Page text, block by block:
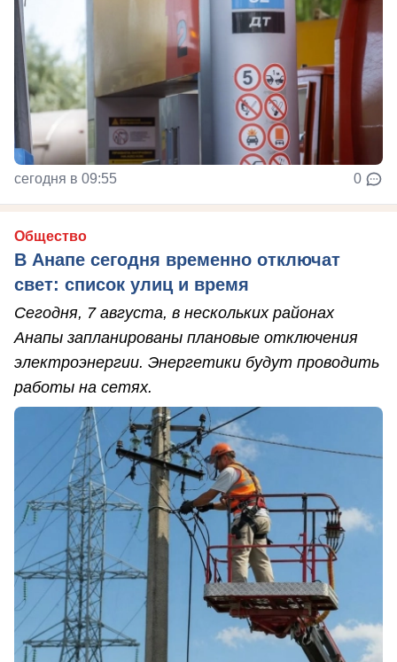
сегодня в 09:55 0
Общество
В Анапе сегодня временно отключат
свет: список улиц и время
Сегодня, 7 августа, в нескольких районах
Анапы запланированы плановые отключения
электроэнергии. Энергетики будут проводить
работы на сетях.